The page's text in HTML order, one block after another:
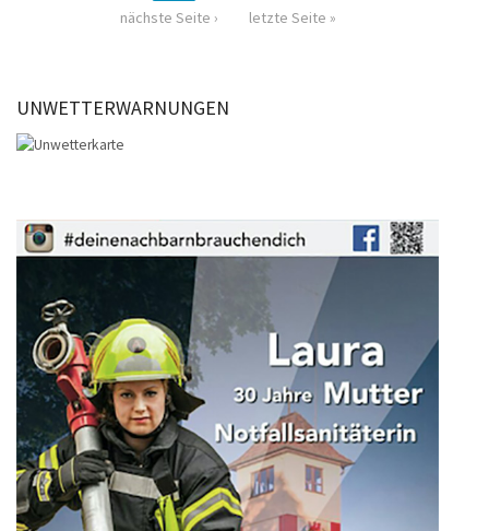
nächste Seite ›
letzte Seite »
UNWETTERWARNUNGEN